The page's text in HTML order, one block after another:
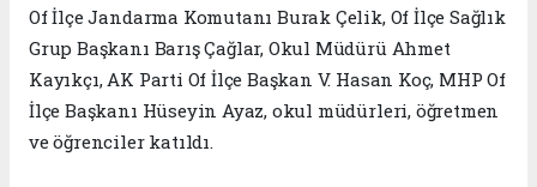
Of İlçe Jandarma Komutanı Burak Çelik, Of İlçe Sağlık
Grup Başkanı Barış Çağlar, Okul Müdürü Ahmet
Kayıkçı, AK Parti Of İlçe Başkan V. Hasan Koç, MHP Of
İlçe Başkanı Hüseyin Ayaz, okul müdürleri, öğretmen
ve öğrenciler katıldı.